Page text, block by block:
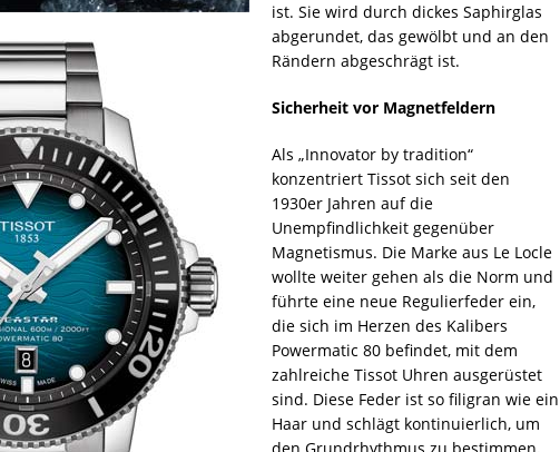
ist. Sie wird durch dickes Saphirglas
abgerundet, das gewölbt und an den
Rändern abgeschrägt ist.
Sicherheit vor Magnetfeldern
Als „Innovator by tradition“
konzentriert Tissot sich seit den
1930er Jahren auf die
Unempfindlichkeit gegenüber
Magnetismus. Die Marke aus Le Locle
wollte weiter gehen als die Norm und
führte eine neue Regulierfeder ein,
die sich im Herzen des Kalibers
Powermatic 80 befindet, mit dem
zahlreiche Tissot Uhren ausgerüstet
sind. Diese Feder ist so filigran wie ein
Haar und schlägt kontinuierlich, um